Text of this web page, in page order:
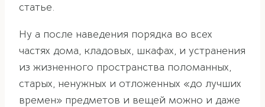
статье.
Ну а после наведения порядка во всех
частях дома, кладовых, шкафах, и устранения
из жизненного пространства поломанных,
старых, ненужных и отложенных «до лучших
времен» предметов и вещей можно и даже